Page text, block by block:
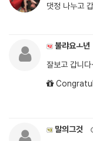
댓정 나누고
불랴요ㅗ년
잘보고 갑니다
말의그것